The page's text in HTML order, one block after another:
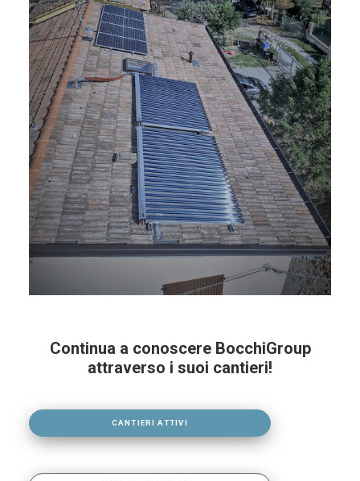
Continua a conoscere BocchiGroup
attraverso i suoi cantieri!
CANTIERI ATTIVI